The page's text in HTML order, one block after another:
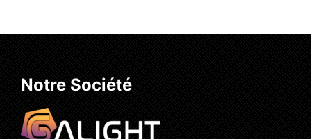
Notre Société